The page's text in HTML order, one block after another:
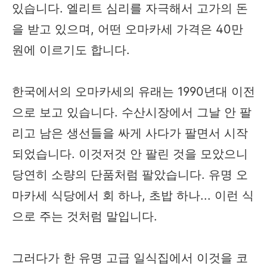
있습니다. 엘리트 심리를 자극해서 고가의 돈
을 받고 있으며, 어떤 오마카세 가격은 40만
원에 이르기도 합니다.
한국에서의 오마카세의 유래는 1990년대 이전
으로 보고 있습니다. 수산시장에서 그날 안 팔
리고 남은 생선들을 싸게 사다가 팔면서 시작
되었습니다. 이것저것 안 팔린 것을 모았으니
당연히 소량의 단품처럼 팔았습니다. 유명 오
마카세 식당에서 회 하나, 초밥 하나... 이런 식
으로 주는 것처럼 말입니다.
그러다가 한 유명 고급 일식집에서 이것을 코